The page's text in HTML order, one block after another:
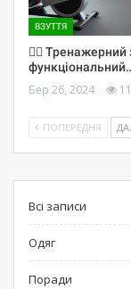
ВЗУТТЯ
🏋️‍♀️ Тренажерний
Бер 26, 2024
ПОПЕРЕДНЯ
Всі записи
Одяг
Поради